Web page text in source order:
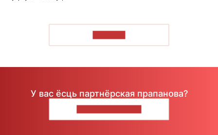
У вас ёсць партнёрская прапанова?